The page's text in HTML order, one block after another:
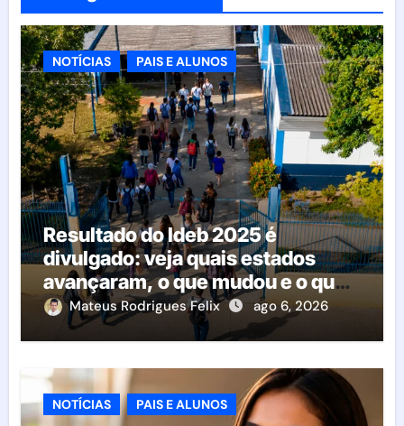
NOTÍCIAS PAIS E ALUNOS
Resultado do Ideb 2025 é
divulgado: veja quais estados
avançaram, o que mudou e o que
esperar da educação brasileira
Mateus Rodrigues Felix ago 6, 2026
NOTÍCIAS PAIS E ALUNOS